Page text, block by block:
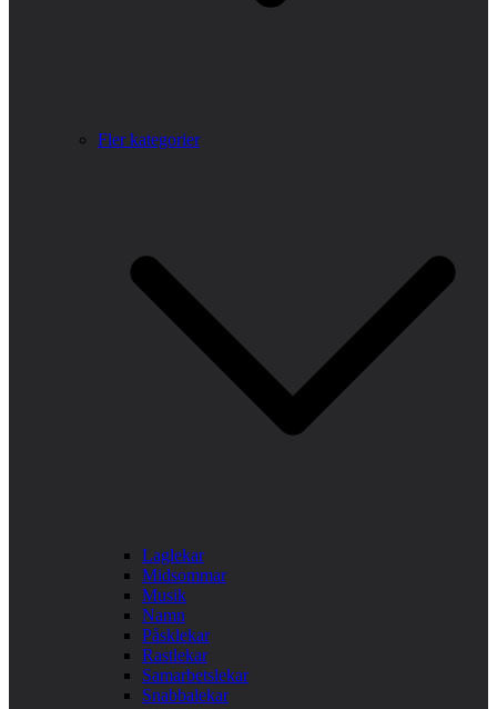
Fler kategorier
Laglekar
Midsommar
Musik
Namn
Påsklekar
Rastlekar
Samarbetslekar
Snabbalekar